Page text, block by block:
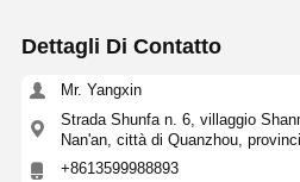
Dettagli Di Contatto
Mr. Yangxin
Strada Shunfa n. 6, villaggio
Nan'an, città di Quanzhou,
+8613599988893